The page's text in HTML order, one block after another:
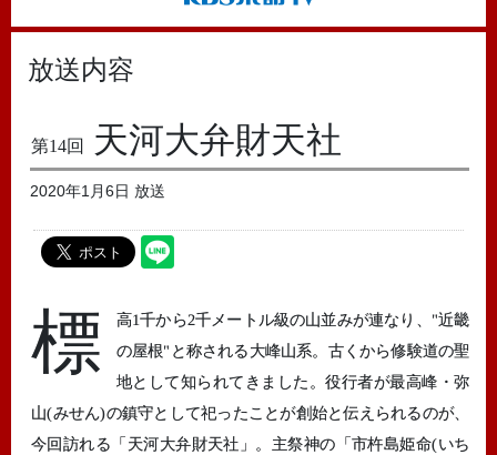
放送内容
第14回 天河大弁財天社
2020年1月6日 放送
標 高1千から2千メートル級の山並みが連なり、"近畿
の屋根"と称される大峰山系。古くから修験道の聖
地として知られてきました。役行者が最高峰・弥
山(みせん)の鎮守として祀ったことが創始と伝えられるのが、
今回訪れる「天河大弁財天社」。主祭神の「市杵島姫命(いち